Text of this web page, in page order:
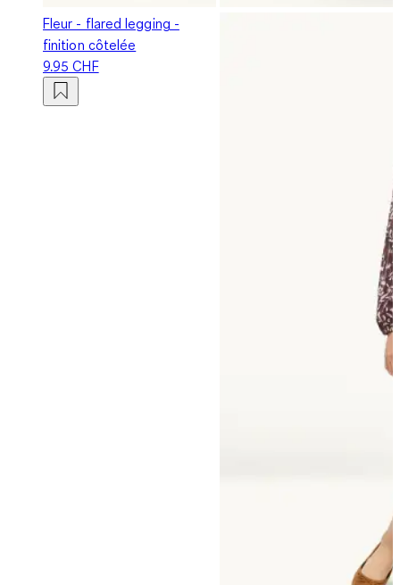
Fleur - flared legging -
finition côtelée
9.95 CHF